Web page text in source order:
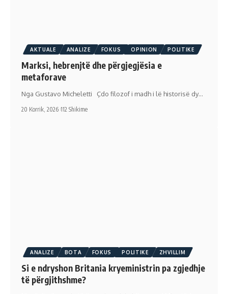
AKTUALE ANALIZE FOKUS OPINION POLITIKE
Marksi, hebrenjtë dhe përgjegjësia e
metaforave
Nga Gustavo Micheletti Çdo filozof i madh i lë historisë dy…
20 Korrik, 2026 112 Shikime
ANALIZE BOTA FOKUS POLITIKE ZHVILLIM
Si e ndryshon Britania kryeministrin pa zgjedhje
të përgjithshme?